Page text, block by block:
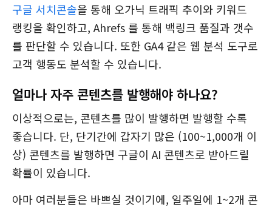
구글 서치콘솔을 통해 오가닉 트래픽 추이와 키워드
랭킹을 확인하고, Ahrefs 를 통해 백링크 품질과 갯수
를 판단할 수 있습니다. 또한 GA4 같은 웹 분석 도구로
고객 행동도 분석할 수 있습니다.
얼마나 자주 콘텐츠를 발행해야 하나요?
이상적으로는, 콘텐츠를 많이 발행하면 발행할 수록
좋습니다. 단, 단기간에 갑자기 많은 (100~1,000개 이
상) 콘텐츠를 발행하면 구글이 AI 콘텐츠로 받아드릴
확률이 있습니다.
아마 여러분들은 바쁘실 것이기에, 일주일에 1~2개 콘